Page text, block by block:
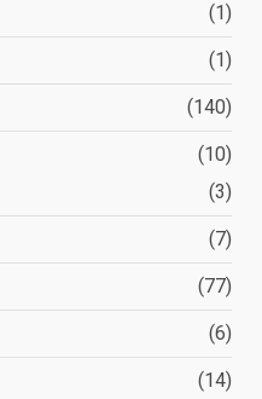
(1)
(1)
(140)
(10)
(3)
(7)
(77)
(6)
(14)